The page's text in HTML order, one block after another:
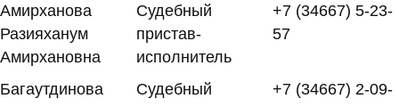
Амирханова
Разияханум
Амирхановна
Судебный
пристав-
исполнитель
+7 (34667) 5-23-
57
Багаутдинова
Судебный
+7 (34667) 2-09-